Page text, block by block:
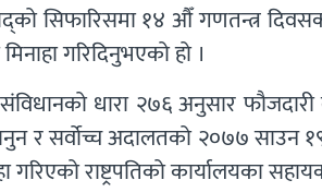
सिफारिसमा १४ औँ गणतन्त्र
गरिदिनुभएको हो ।
धारा २७६ अनुसार
र सर्वोच्च अदालतको २०७७
गरिएको राष्ट्रपतिको कार्यालयका